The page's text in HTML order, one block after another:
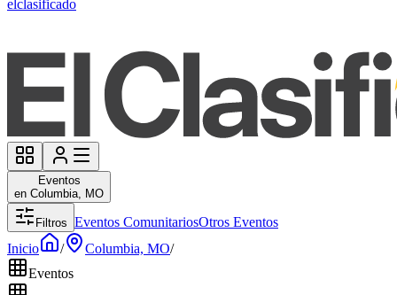
elclasificado
Eventos
en Columbia, MO
Filtros Eventos ComunitariosOtros Eventos
Inicio
/ Columbia, MO/
Eventos